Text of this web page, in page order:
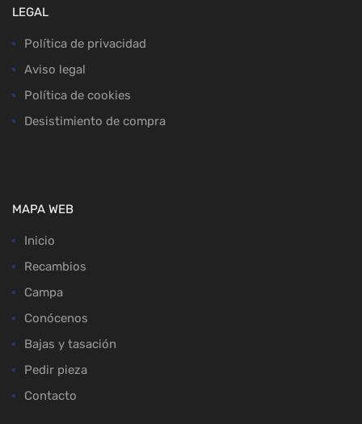
LEGAL
Política de privacidad
Aviso legal
Política de cookies
Desistimiento de compra
MAPA WEB
Inicio
Recambios
Campa
Conócenos
Bajas y tasación
Pedir pieza
Contacto